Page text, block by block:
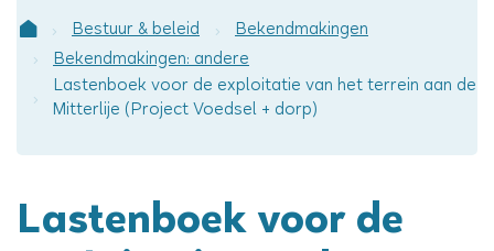
helpen?
Startpagina
Bestuur & beleid
Bekendmakingen
Bekendmakingen: andere
Lastenboek voor de exploitatie van het terrein aan de
Mitterlije (Project Voedsel + dorp)
Lastenboek voor de